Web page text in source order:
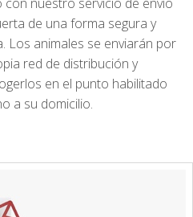
de una forma segura y
Los animales se enviarán por
red de distribución y
en el punto habilitado
a su domicilio.